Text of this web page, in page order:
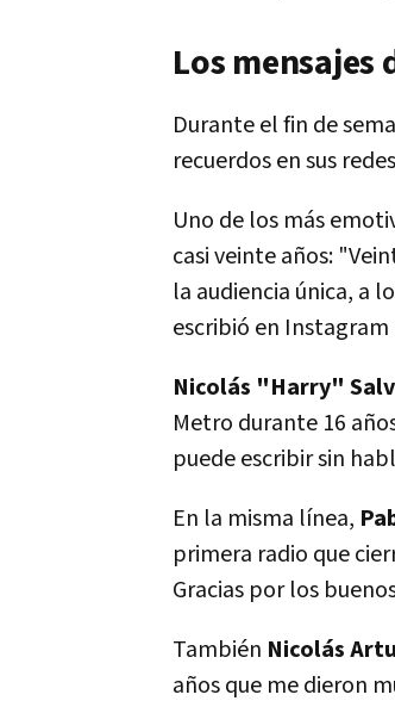
Los mensajes
Durante el fin de
recuerdos en sus
Uno de los más
casi veinte años:
la audiencia única, a
escribió en
Nicolás "Harry"
Metro durante 16
puede escribir sin
En la misma línea,
primera radio que
Gracias por los
También Nicolás
años que me dieron